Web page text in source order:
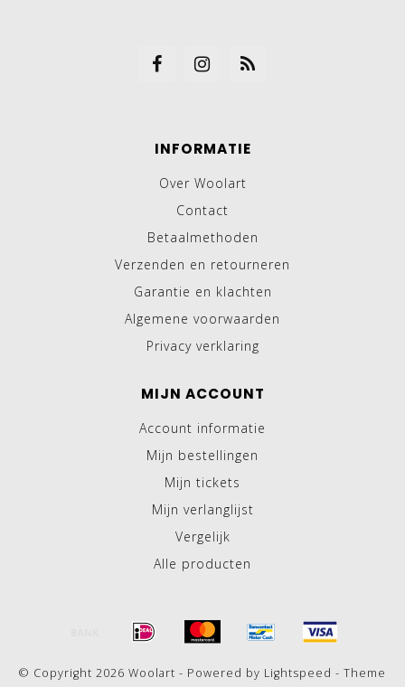
INFORMATIE
Over Woolart
Contact
Betaalmethoden
Verzenden en retourneren
Garantie en klachten
Algemene voorwaarden
Privacy verklaring
MIJN ACCOUNT
Account informatie
Mijn bestellingen
Mijn tickets
Mijn verlanglijst
Vergelijk
Alle producten
© Copyright 2026 Woolart - Powered by Lightspeed - Theme